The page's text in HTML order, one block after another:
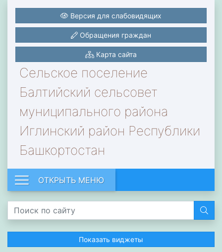
Сельское поселение
Балтийский сельсовет
муниципального района
Иглинский район Республики
Башкортостан
Версия для слабовидящих
Обращения граждан
Карта сайта
ОТКРЫТЬ МЕНЮ
Показать виджеты